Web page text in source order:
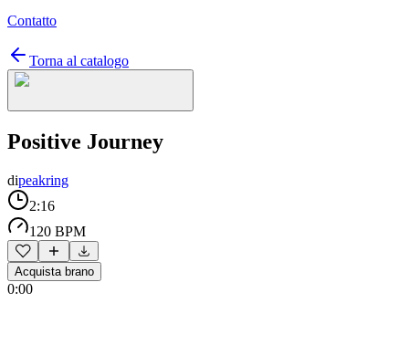
Contatto
Torna al catalogo
Positive Journey
dipeakring
2:16
120 BPM
Acquista brano
0:00